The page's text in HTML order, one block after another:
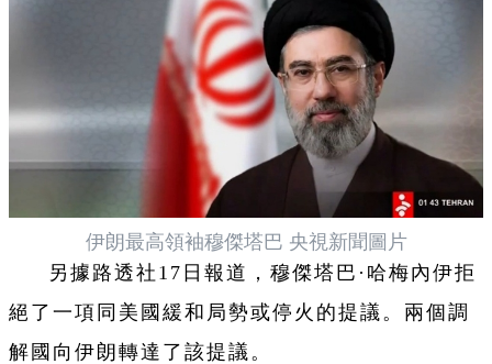
伊朗最高領袖穆傑塔巴 央視新聞圖片
另據路透社17日報道，穆傑塔巴·哈梅內伊拒
絕了一項同美國緩和局勢或停火的提議。兩個調
解國向伊朗轉達了該提議。